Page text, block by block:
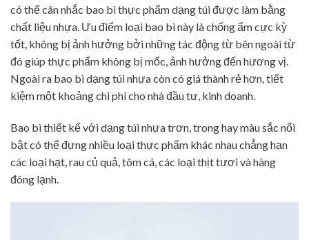
có thể cân nhắc bao bì thực phẩm dạng túi được làm bằng
chất liệu nhựa. Ưu điểm loại bao bì này là chống ẩm cực kỳ
tốt, không bị ảnh hưởng bởi những tác động từ bên ngoài từ
đó giúp thực phẩm không bị mốc, ảnh hưởng đến hương vị.
Ngoài ra bao bì dạng túi nhựa còn có giá thành rẻ hơn, tiết
kiệm một khoảng chi phí cho nhà đầu tư, kinh doanh.
Bao bì thiết kế với dạng túi nhựa trơn, trong hay màu sắc nổi
bật có thể đựng nhiều loại thực phẩm khác nhau chẳng hạn
các loại hạt, rau củ quả, tôm cá, các loại thịt tươi và hàng
đông lạnh.